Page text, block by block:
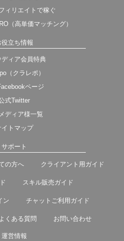
ィリエイトで稼ぐ
（高単価マッチング）
役立ち情報
ディア会員特典
（クラレポ）
ページ
式Twitter
ディア様一覧
イトマップ
サポート
の方へ クライアント用ガイド
スキル販売ガイド
ン チャットご利用ガイド
よくある質問 お問い合わせ
運営情報